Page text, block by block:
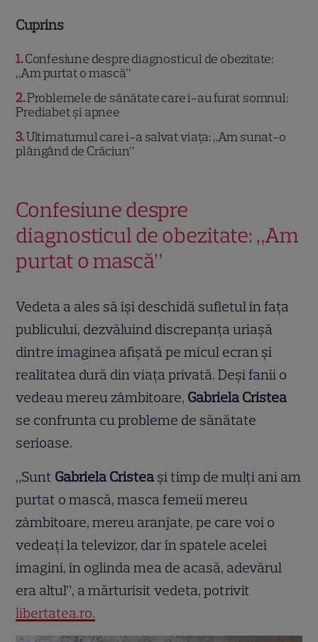
Cuprins
1 Confesiune despre diagnosticul de obezitate:
„Am purtat o mască”
2 Problemele de sănătate care i-au furat somnul:
Prediabet și apnee
3 Ultimatumul care i-a salvat viața: „Am sunat-o
plângând de Crăciun”
Confesiune despre
diagnosticul de obezitate: „Am
purtat o mască”
Vedeta a ales să își deschidă sufletul în fața
publicului, dezvăluind discrepanța uriașă
dintre imaginea afișată pe micul ecran și
realitatea dură din viața privată. Deși fanii o
vedeau mereu zâmbitoare, Gabriela Cristea
se confrunta cu probleme de sănătate
serioase.
„Sunt Gabriela Cristea și timp de mulți ani am
purtat o mască, masca femeii mereu
zâmbitoare, mereu aranjate, pe care voi o
vedeați la televizor, dar în spatele acelei
imagini, în oglinda mea de acasă, adevărul
era altul”, a mărturisit vedeta, potrivit
libertatea.ro.